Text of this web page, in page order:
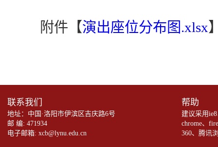
附件【演出座位分布图.xlsx
联系我们
地址：中国·洛阳市伊滨区吉庆路6号
邮 编: 471934
电子邮箱: xcb@lynu.edu.cn
帮助
建议采用
chrome、
360、腾讯